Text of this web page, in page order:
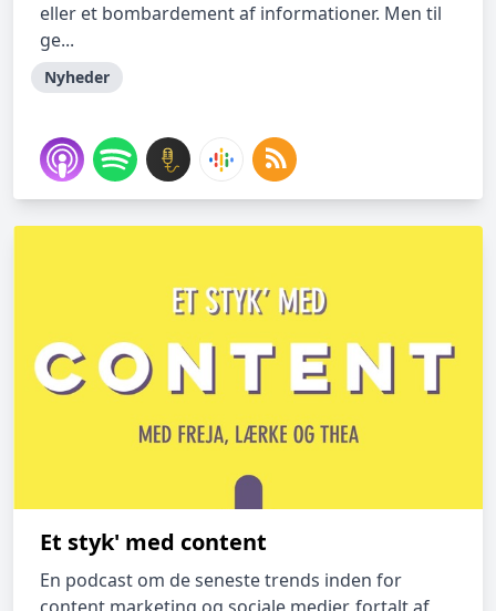
eller et bombardement af informationer. Men til
ge...
Nyheder
Et styk' med content
En podcast om de seneste trends inden for